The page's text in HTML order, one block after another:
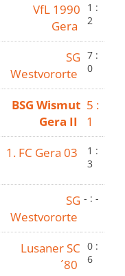
VfL 1990
Gera
1 :
2
SG
Westvororte
7 :
0
BSG Wismut
Gera II
5 :
1
1. FC Gera 03
1 :
3
SG
Westvororte
- : -
Lusaner SC
´80
0 :
6